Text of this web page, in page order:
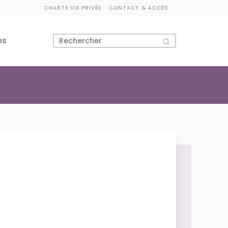
CHARTE VIE PRIVÉE CONTACT & ACCÈS